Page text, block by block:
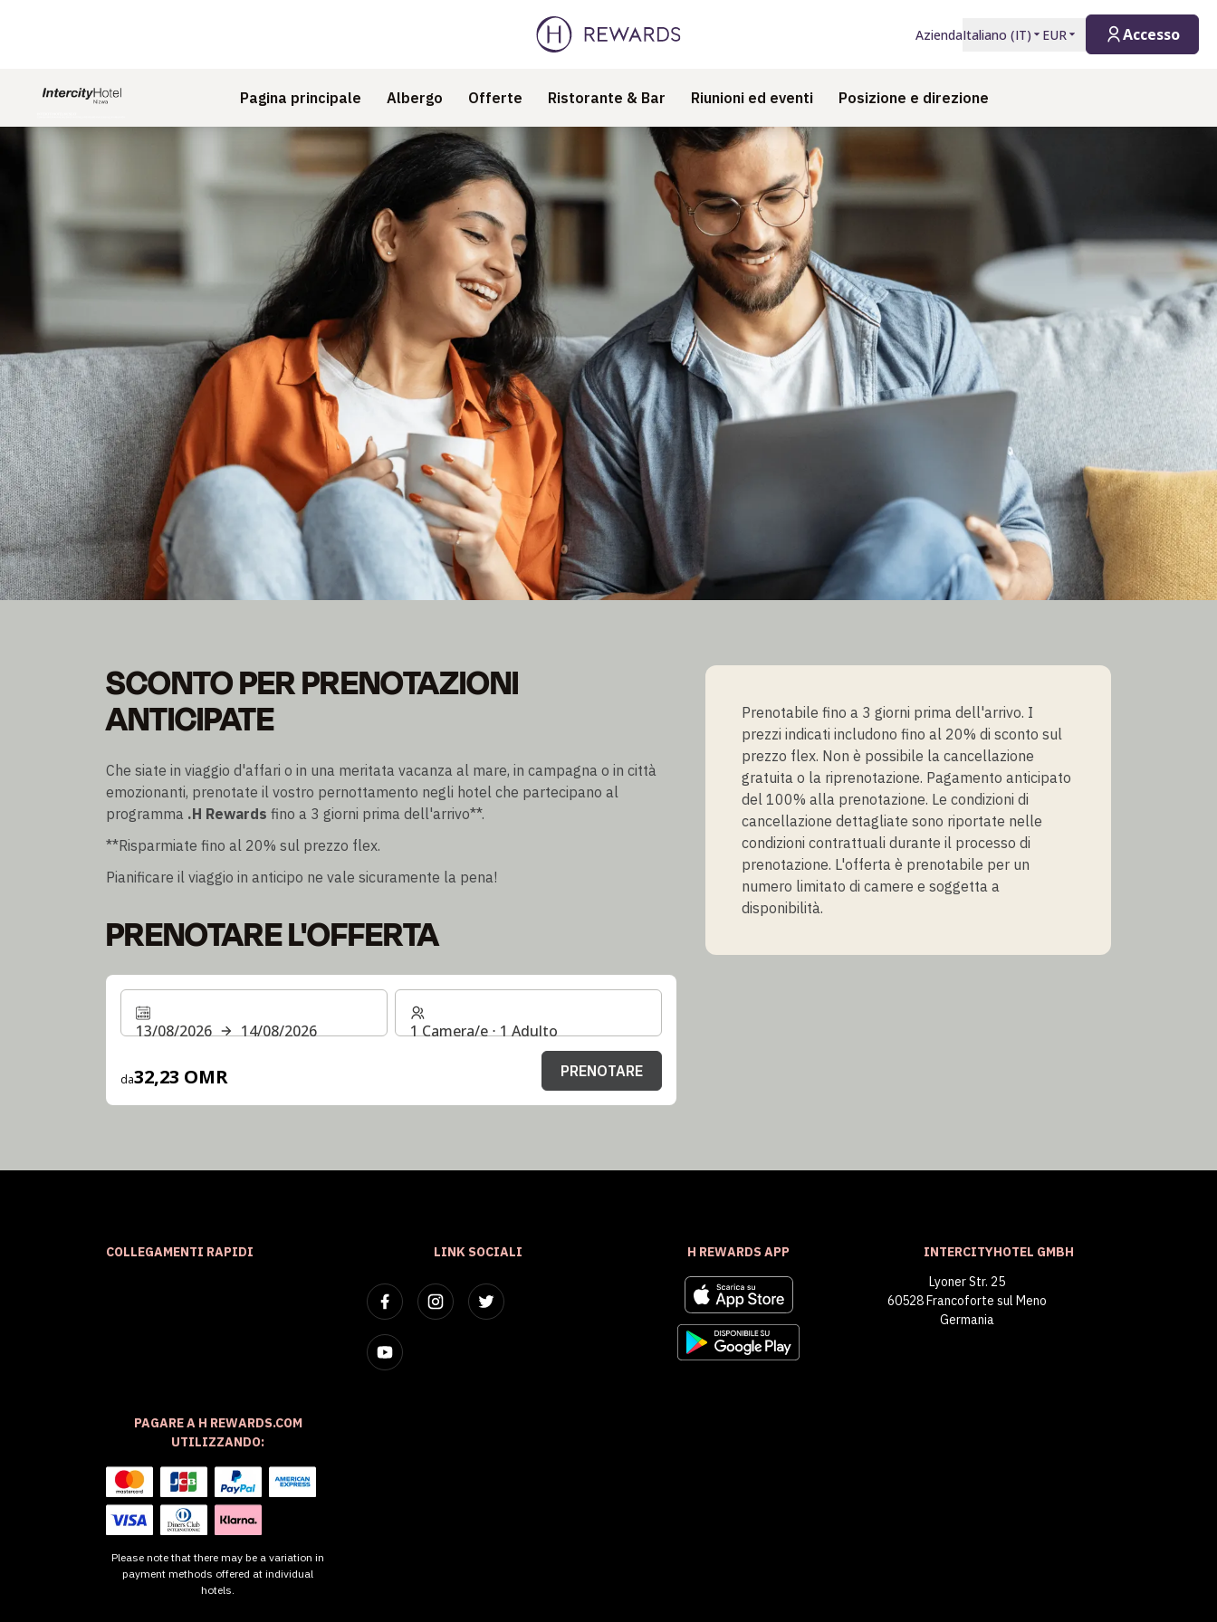
AziendaItaliano (IT) EUR Accesso
Pagina principale Albergo Offerte Ristorante & Bar Riunioni ed eventi Posizione e direzione
Diapositiva 1 di 1
Risparmia fino al 20% sul prezzo Flex
Prenotabile fino a 3 giorni prima dell'arrivo
SCONTO PER PRENOTAZIONI
ANTICIPATE
Che siate in viaggio d'affari o in una meritata vacanza al mare, in campagna o in città
emozionanti, prenotate il vostro pernottamento negli hotel che partecipano al
programma .H Rewards fino a 3 giorni prima dell'arrivo**.
**Risparmiate fino al 20% sul prezzo flex.
Pianificare il viaggio in anticipo ne vale sicuramente la pena!
PRENOTARE L'OFFERTA
13/08/2026 14/08/2026
da32,23 OMR
1 Camera/e ⋅ 1 Adulto
PRENOTARE
Prenotabile fino a 3 giorni prima dell'arrivo. I
prezzi indicati includono fino al 20% di sconto sul
prezzo flex. Non è possibile la cancellazione
gratuita o la riprenotazione. Pagamento anticipato
del 100% alla prenotazione. Le condizioni di
cancellazione dettagliate sono riportate nelle
condizioni contrattuali durante il processo di
prenotazione. L'offerta è prenotabile per un
numero limitato di camere e soggetta a
disponibilità.
COLLEGAMENTI RAPIDI LINK SOCIALI H REWARDS APP
INTERCITYHOTEL GMBH
Lyoner Str. 25
60528 Francoforte sul Meno
Germania
PAGARE A H REWARDS.COM
UTILIZZANDO:
Please note that there may be a variation in
payment methods offered at individual
hotels.